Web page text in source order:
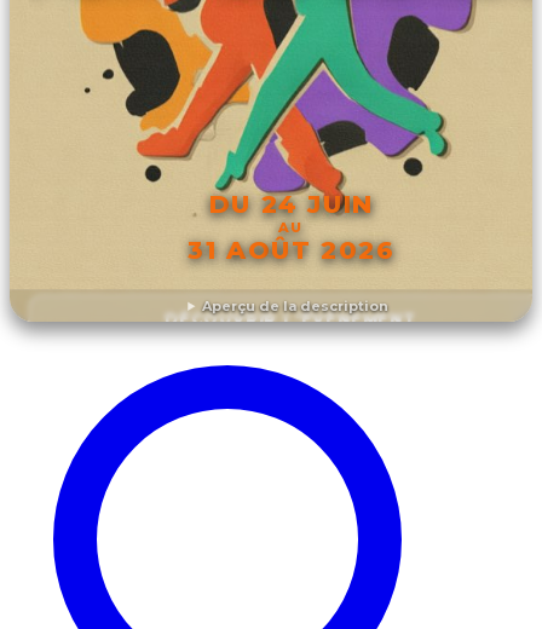
Aperçu de la description
DU 24 JUIN
AU
31 AOÛT 2026
DÉCOUVRIR L'ÉVÉNEMENT